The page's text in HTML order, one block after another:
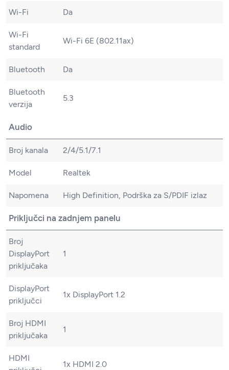
Wi-Fi Da
Wi-Fi
standard
Wi-Fi 6E (802.11ax)
Bluetooth Da
Bluetooth
verzija
5.3
Audio
Broj kanala 2/4/5.1/7.1
Model Realtek
Napomena High Definition, Podrška za S/PDIF izlaz
Priključci na zadnjem panelu
Broj
DisplayPort
priključaka
1
DisplayPort
priključci
1x DisplayPort 1.2
Broj HDMI
priključaka
1
HDMI
1x HDMI 2.0